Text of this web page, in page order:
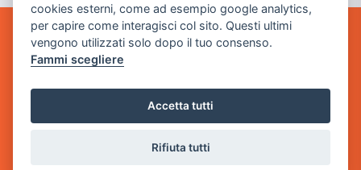
GAME WARP
BY POWER GAME SRL
via Villaggio dei Platani, 3
cookies esterni, come ad esempio google analytics,
per capire come interagisci col sito. Questi ultimi
vengono utilizzati solo dopo il tuo consenso.
Fammi scegliere
Accetta tutti
Rifiuta tutti